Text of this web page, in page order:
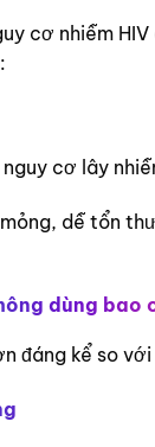
cơ nhiễm
cơ lây
dễ tổn
dùng bao
đáng kể so